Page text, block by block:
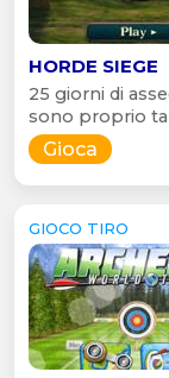
HORDE SIEGE
25 giorni di
sono proprio
Gioca
GIOCO TIRO